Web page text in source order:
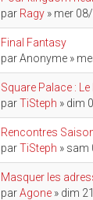
par Ragy » mer
Final Fantasy
parAnonyme »
Square Palace :
parTiSteph » dim
Rencontres
parTiSteph »
Masquer les
parAgone » dim